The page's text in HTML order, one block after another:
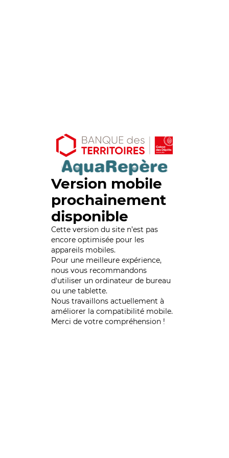
Version mobile
prochainement
disponible
Cette version du site n’est pas
encore optimisée pour les
appareils mobiles.
Pour une meilleure expérience,
nous vous recommandons
d'utiliser un ordinateur de bureau
ou une tablette.
Nous travaillons actuellement à
améliorer la compatibilité mobile.
Merci de votre compréhension !